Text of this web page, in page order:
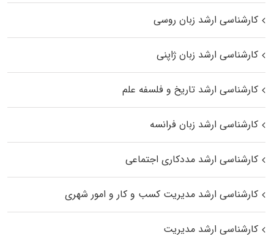
کارشناسی ارشد زبان روسی
کارشناسی ارشد زبان ژاپنی
کارشناسی ارشد تاریخ و فلسفه علم
کارشناسی ارشد زبان فرانسه
کارشناسی ارشد مددکاری اجتماعی
کارشناسی ارشد مدیریت کسب و کار و امور شهری
کارشناسی ارشد مدیریت